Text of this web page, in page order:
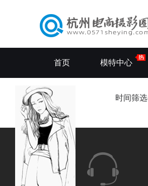
首页 模特中心
全部拼拍 时间筛选